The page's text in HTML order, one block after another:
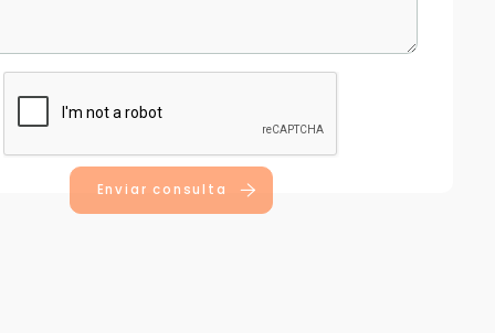
Enviar consulta